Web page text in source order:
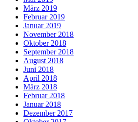
März 2019
Februar 2019
Januar 2019
November 2018
Oktober 2018
September 2018
August 2018
Juni 2018
April 2018
März 2018
Februar 2018
Januar 2018
Dezember 2017